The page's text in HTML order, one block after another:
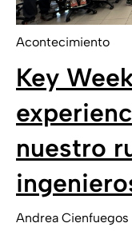
Acontecimiento
Key
nuestro
Andrea Cienfuegos